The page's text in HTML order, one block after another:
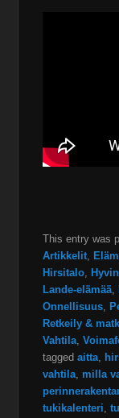
This entry was
Artikkelit,
Hirsitalo,
Lande-elämää,
Onnellisuus,
Retkeily &
Vahtila,
taggedaitta,
vahtila, milla
tukikalenteri,